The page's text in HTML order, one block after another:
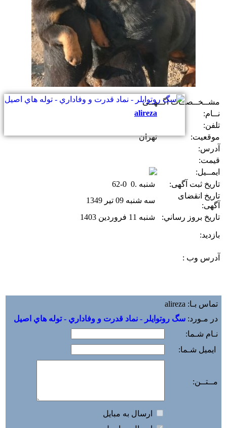
مشــخــصــات آگــهــی
نــام:
alireza
تلفن:
موقعیت:
تهران
آدرس:
قیمت:
ایمــیل:
تاریخ ثبت آگهی:
شنبه .0 0-62
تاریخ انقضای
آگهی:
سه شنبه 09 تیر 1349
تاريخ بروز رساني:
شنبه 11 فروردین 1403
بازديد:
آدرس وب :‌
تماس بـا: alireza
در مـورد: سگ روتوايلر - نماد قدرت و وفاداري - توله هاي اصيل
نـام شـما:
ایمیل شـما:
مــتــن:
ارسال به مبايل